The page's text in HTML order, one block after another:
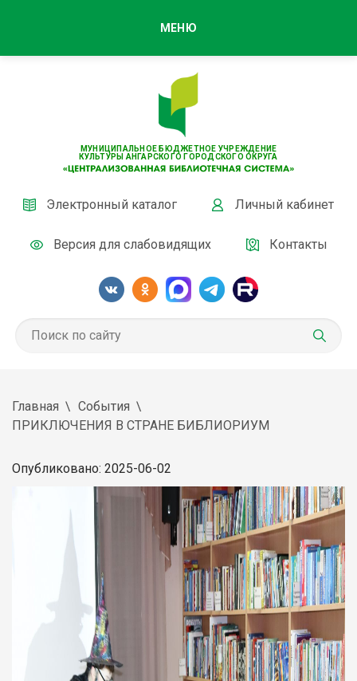
МУНИЦИПАЛЬНОЕ БЮДЖЕТНОЕ УЧРЕЖДЕНИЕ
КУЛЬТУРЫ АНГАРСКОГО ГОРОДСКОГО ОКРУГА
Электронный каталог Личный кабинет
Версия для слабовидящих Контакты
МЕНЮ
Главная
События
ПРИКЛЮЧЕНИЯ В СТРАНЕ БИБЛИОРИУМ
Опубликовано: 2025-06-02